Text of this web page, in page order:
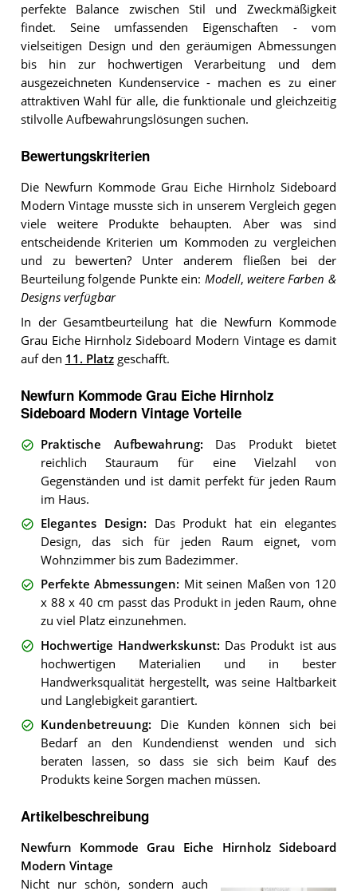
perfekte Balance zwischen Stil und Zweckmäßigkeit
findet. Seine umfassenden Eigenschaften - vom
vielseitigen Design und den geräumigen Abmessungen
bis hin zur hochwertigen Verarbeitung und dem
ausgezeichneten Kundenservice - machen es zu einer
attraktiven Wahl für alle, die funktionale und gleichzeitig
stilvolle Aufbewahrungslösungen suchen.
Bewertungskriterien
Die Newfurn Kommode Grau Eiche Hirnholz Sideboard
Modern Vintage musste sich in unserem Vergleich gegen
viele weitere Produkte behaupten. Aber was sind
entscheidende Kriterien um Kommoden zu vergleichen
und zu bewerten? Unter anderem fließen bei der
Beurteilung folgende Punkte ein: Modell, weitere Farben &
Designs verfügbar
In der Gesamtbeurteilung hat die Newfurn Kommode
Grau Eiche Hirnholz Sideboard Modern Vintage es damit
auf den 11. Platzgeschafft.
Newfurn Kommode Grau Eiche Hirnholz
Sideboard Modern Vintage Vorteile
Praktische Aufbewahrung: Das Produkt bietet
reichlich Stauraum für eine Vielzahl von
Gegenständen und ist damit perfekt für jeden Raum
im Haus.
Elegantes Design: Das Produkt hat ein elegantes
Design, das sich für jeden Raum eignet, vom
Wohnzimmer bis zum Badezimmer.
Perfekte Abmessungen: Mit seinen Maßen von 120
x 88 x 40 cm passt das Produkt in jeden Raum, ohne
zu viel Platz einzunehmen.
Hochwertige Handwerkskunst: Das Produkt ist aus
hochwertigen Materialien und in bester
Handwerksqualität hergestellt, was seine Haltbarkeit
und Langlebigkeit garantiert.
Kundenbetreuung: Die Kunden können sich bei
Bedarf an den Kundendienst wenden und sich
beraten lassen, so dass sie sich beim Kauf des
Produkts keine Sorgen machen müssen.
Artikelbeschreibung
Newfurn Kommode Grau Eiche Hirnholz Sideboard
Modern Vintage
Nicht nur schön, sondern auch